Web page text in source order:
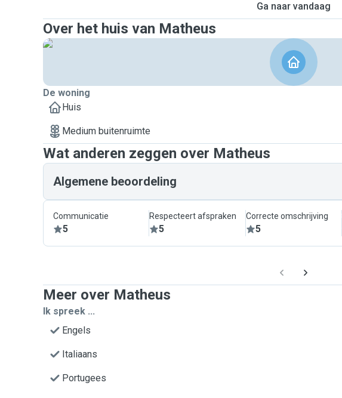
Ga naar vandaag
Over het huis van Matheus
De woning
Huis
Medium buitenruimte
Wat anderen zeggen over Matheus
Algemene beoordeling
Communicatie
5
Respecteert afspraken
5
Correcte omschrijving
5
Meer over Matheus
Ik spreek ...
Engels
Italiaans
Portugees